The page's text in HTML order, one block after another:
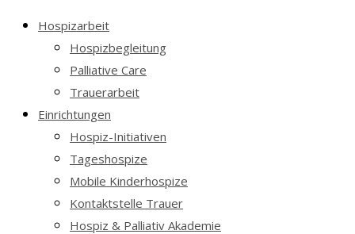
Hospizarbeit
Hospizbegleitung
Palliative Care
Trauerarbeit
Einrichtungen
Hospiz-Initiativen
Tageshospize
Mobile Kinderhospize
Kontaktstelle Trauer
Hospiz & Palliativ Akademie